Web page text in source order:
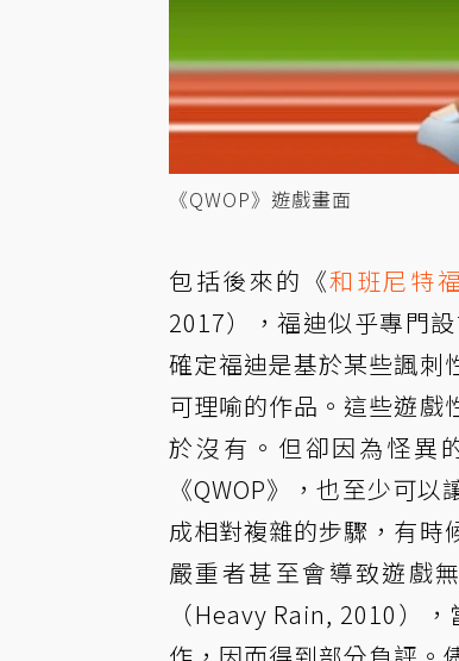
《QWOP》遊戲畫面
包括後來的《和班尼特
2017），福迪似乎專門
確定福迪是基於某些諷刺
可理喻的作品。這些遊戲
於沒有。但卻因為怪異
《QWOP》，也至少可
成相對複雜的步驟，有時
嚴重者甚至會導致遊戲
（Heavy Rain, 2010）